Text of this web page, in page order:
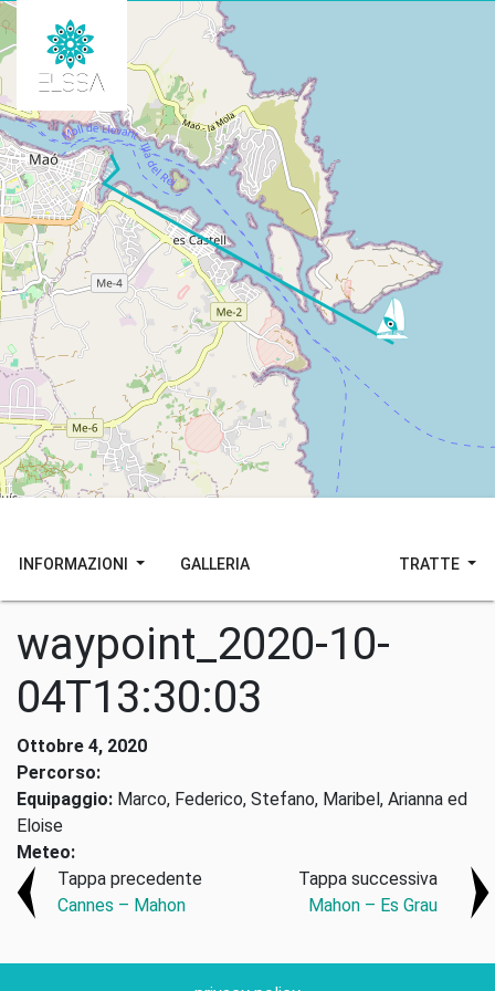
INFORMAZIONI GALLERIA TRATTE
waypoint_2020-10-
04T13:30:03
Ottobre 4, 2020
Percorso:
Equipaggio: Marco, Federico, Stefano, Maribel, Arianna ed
Eloise
Meteo:
Tappa precedente
Cannes – Mahon
Tappa successiva
Mahon – Es Grau